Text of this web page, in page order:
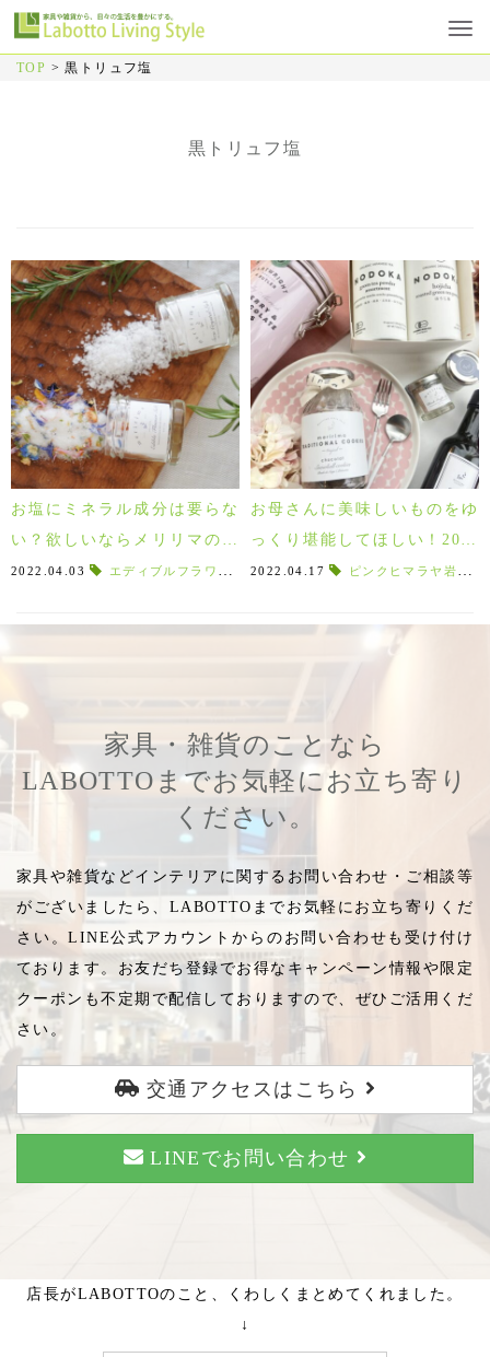
TOP >黒トリュフ塩
黒トリュフ塩
お塩にミネラル成分は要らな
い？欲しいならメリリマの天
然塩がオススメ♪
2022.04.03 エディブルフラワー オシャレな瓶 , 食用花,食べられる花
お母さんに美味しいものをゆ
っくり堪能してほしい！2022
年母の日食品・飲料セレクト♪
2022.04.17 ピンクヒマラヤ岩塩
家具・雑貨のことなら
LABOTTOまでお気軽にお立ち寄り
ください。
家具や雑貨などインテリアに関するお問い合わせ・ご相談等
がございましたら、LABOTTOまでお気軽にお立ち寄りくだ
さい。LINE公式アカウントからのお問い合わせも受け付け
ております。お友だち登録でお得なキャンペーン情報や限定
クーポンも不定期で配信しておりますので、ぜひご活用くだ
さい。
交通アクセスはこちら
LINEでお問い合わせ
店長がLABOTTOのこと、くわしくまとめてくれました。
↓